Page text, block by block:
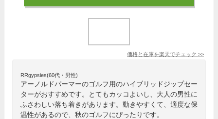
価格と在庫を楽天でチェック >>
RRgypsies(60代・男性)
アーノルドパーマーのゴルフ用のハイブリッドジップセー
ターがおすすめです。とてもカッコよいし、大人の男性に
ふさわしい落ち着きがあります。動きやすくて、適度な保
温性があるので、秋のゴルフにぴったりです。